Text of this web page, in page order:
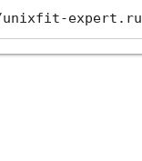
unixfit-expert.ru